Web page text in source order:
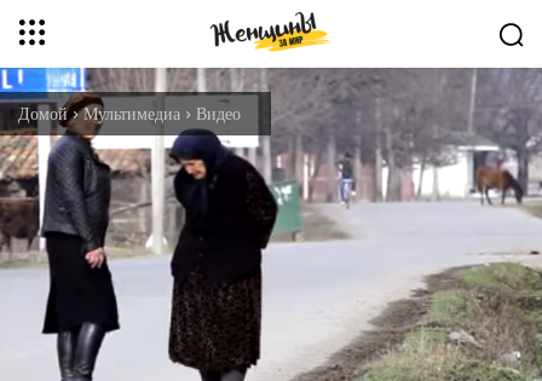
Домой Мультимедиа Видео